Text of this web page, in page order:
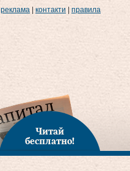
реклама контакти правила
Читай
бесплатно!